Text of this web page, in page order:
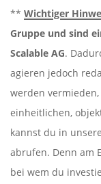
** Wichtiger
Gruppe und sind
Scalable AG.
agieren jedoch
werden
einheitlichen,
kannst du in
abrufen. Denn am
bei wem du